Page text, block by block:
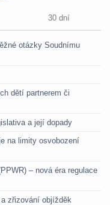
30 dní
otázky Soudnímu
dětí partnerem či
a její dopady
na limity osvobození
– nová éra regulace
zřizování objížděk